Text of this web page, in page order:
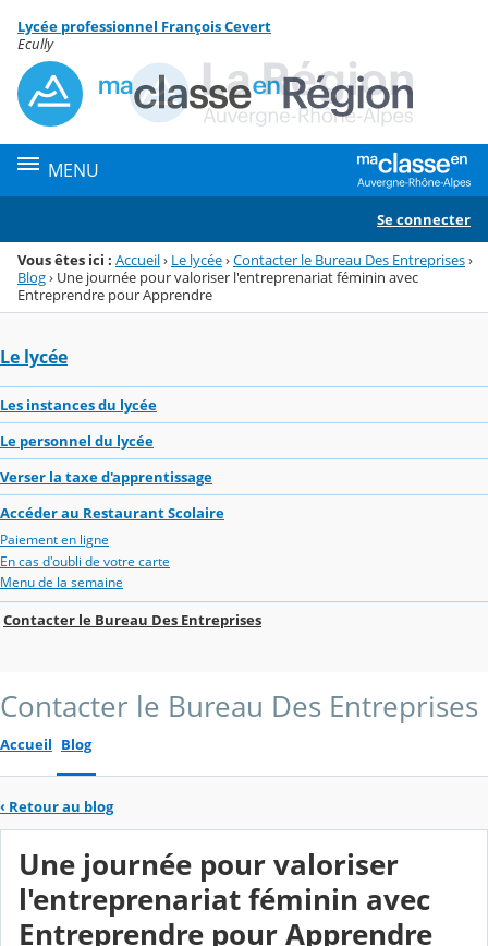
Menu de la rubrique
Contenu
Lycée professionnel François Cevert
Ecully
MENU
Se connecter
Vous êtes ici : Accueil› Le lycée›Contacter le Bureau Des Entreprises›
Blog› Une journée pour valoriser l'entreprenariat féminin avec
Entreprendre pour Apprendre
Le lycée
Les instances du lycée
Le personnel du lycée
Verser la taxe d'apprentissage
Accéder au Restaurant Scolaire
Paiement en ligne
En cas d'oubli de votre carte
Menu de la semaine
Contacter le Bureau Des Entreprises
Contacter le Bureau Des Entreprises
Accueil Blog
‹ Retour au blog
Une journée pour valoriser
l'entreprenariat féminin avec
Entreprendre pour Apprendre